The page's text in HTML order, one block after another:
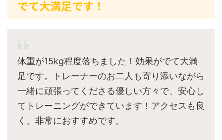
でて大満足です！
体重が15kg程度落ちました！効果がでて大満
足です。トレーナーのお二人も寄り添いながら
一緒に頑張ってくださる優しい方々で、安心し
てトレーニングができています！アクセスも良
く、非常におすすめです。